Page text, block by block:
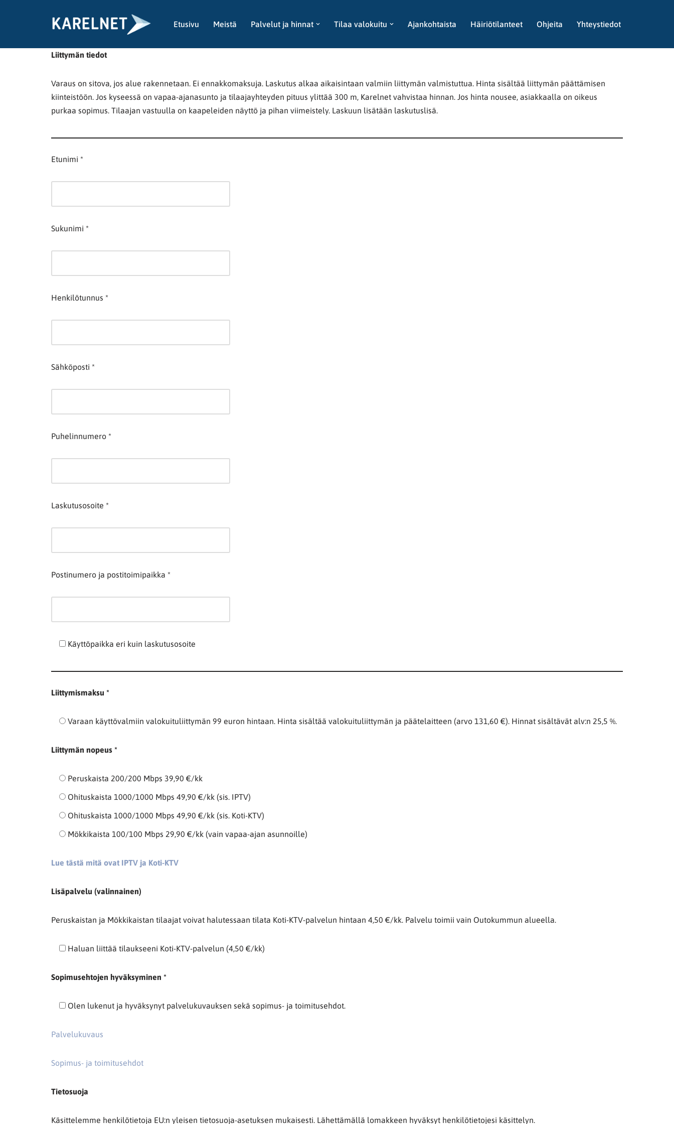
Etusivu Meistä Palvelut ja hinnat Tilaa valokuitu Ajankohtaista Häiriötilanteet Ohjeita Yhteystiedot
Liittymän tiedot
Varaus on sitova, jos alue rakennetaan. Ei ennakkomaksuja. Laskutus alkaa aikaisintaan valmiin liittymän valmistuttua. Hinta sisältää liittymän päättämisen
kiinteistöön. Jos kyseessä on vapaa-ajanasunto ja tilaajayhteyden pituus ylittää 300 m, Karelnet vahvistaa hinnan. Jos hinta nousee, asiakkaalla on oikeus
purkaa sopimus. Tilaajan vastuulla on kaapeleiden näyttö ja pihan viimeistely. Laskuun lisätään laskutuslisä.
Etunimi *
Sukunimi *
Henkilötunnus *
Sähköposti *
Puhelinnumero *
Laskutusosoite *
Postinumero ja postitoimipaikka *
Käyttöpaikka eri kuin laskutusosoite
Liittymismaksu *
Varaan käyttövalmiin valokuituliittymän 99 euron hintaan. Hinta sisältää valokuituliittymän ja päätelaitteen (arvo 131,60 €). Hinnat sisältävät alv:n 25,5 %.
Liittymän nopeus *
Peruskaista 200/200 Mbps 39,90 €/kk
Ohituskaista 1000/1000 Mbps 49,90 €/kk (sis. IPTV)
Ohituskaista 1000/1000 Mbps 49,90 €/kk (sis. Koti-KTV)
Mökkikaista 100/100 Mbps 29,90 €/kk (vain vapaa-ajan asunnoille)
Lue tästä mitä ovat IPTV ja Koti-KTV
Lisäpalvelu (valinnainen)
Peruskaistan ja Mökkikaistan tilaajat voivat halutessaan tilata Koti-KTV-palvelun hintaan 4,50 €/kk. Palvelu toimii vain Outokummun alueella.
Haluan liittää tilaukseeni Koti-KTV-palvelun (4,50 €/kk)
Sopimusehtojen hyväksyminen *
Olen lukenut ja hyväksynyt palvelukuvauksen sekä sopimus- ja toimitusehdot.
Palvelukuvaus
Sopimus- ja toimitusehdot
Tietosuoja
Käsittelemme henkilötietoja EU:n yleisen tietosuoja-asetuksen mukaisesti. Lähettämällä lomakkeen hyväksyt henkilötietojesi käsittelyn.